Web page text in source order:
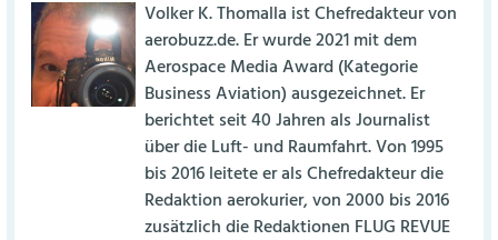
Volker K. Thomalla ist Chefredakteur von
aerobuzz.de. Er wurde 2021 mit dem
Aerospace Media Award (Kategorie
Business Aviation) ausgezeichnet. Er
berichtet seit 40 Jahren als Journalist
über die Luft- und Raumfahrt. Von 1995
bis 2016 leitete er als Chefredakteur die
Redaktion aerokurier, von 2000 bis 2016
zusätzlich die Redaktionen FLUG REVUE